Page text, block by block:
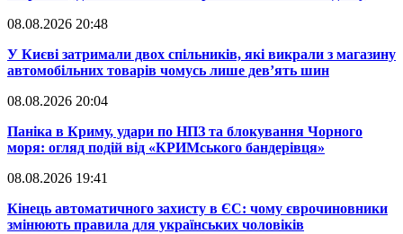
08.08.2026 20:48
​У Києві затримали двох спільників, які викрали з магазину
автомобільних товарів чомусь лише дев’ять шин
08.08.2026 20:04
Паніка в Криму, удари по НПЗ та блокування Чорного
моря: огляд подій від «КРИМського бандерівця»
08.08.2026 19:41
​Кінець автоматичного захисту в ЄС: чому єврочиновники
змінюють правила для українських чоловіків